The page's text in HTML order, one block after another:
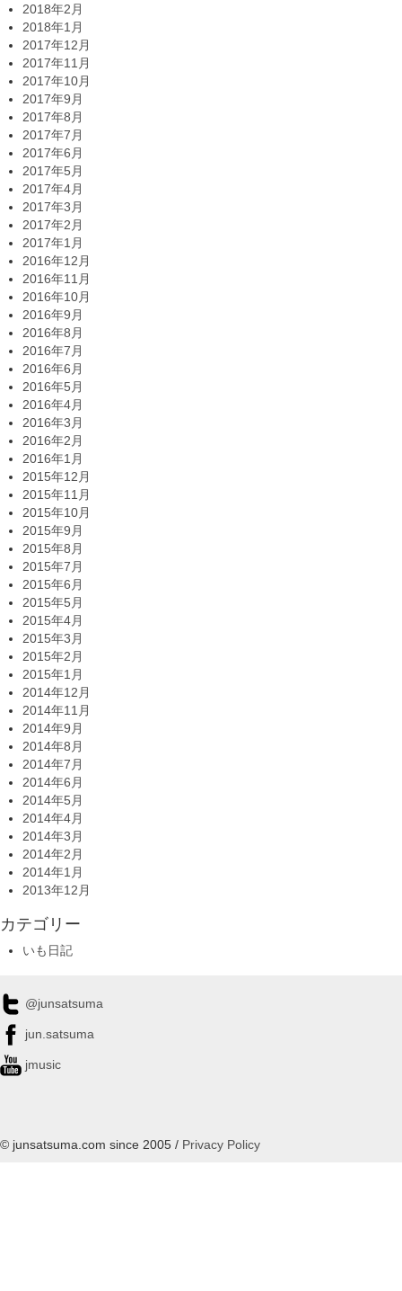
2018年2月
2018年1月
2017年12月
2017年11月
2017年10月
2017年9月
2017年8月
2017年7月
2017年6月
2017年5月
2017年4月
2017年3月
2017年2月
2017年1月
2016年12月
2016年11月
2016年10月
2016年9月
2016年8月
2016年7月
2016年6月
2016年5月
2016年4月
2016年3月
2016年2月
2016年1月
2015年12月
2015年11月
2015年10月
2015年9月
2015年8月
2015年7月
2015年6月
2015年5月
2015年4月
2015年3月
2015年2月
2015年1月
2014年12月
2014年11月
2014年9月
2014年8月
2014年7月
2014年6月
2014年5月
2014年4月
2014年3月
2014年2月
2014年1月
2013年12月
カテゴリー
いも日記
@junsatsuma
jun.satsuma
jmusic
© junsatsuma.com since 2005 / Privacy Policy